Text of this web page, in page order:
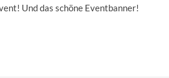
Und das schöne Eventbanner!